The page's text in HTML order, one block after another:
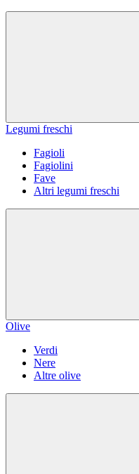
Legumi freschi
Fagioli
Fagiolini
Fave
Altri legumi freschi
Olive
Verdi
Nere
Altre olive